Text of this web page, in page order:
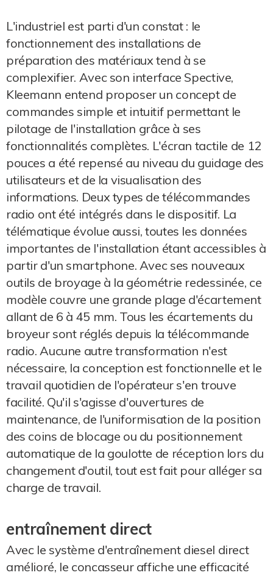
L'industriel est parti d'un constat : le
fonctionnement des installations de
préparation des matériaux tend à se
complexifier. Avec son interface Spective,
Kleemann entend proposer un concept de
commandes simple et intuitif permettant le
pilotage de l'installation grâce à ses
fonctionnalités complètes. L'écran tactile de 12
pouces a été repensé au niveau du guidage des
utilisateurs et de la visualisation des
informations. Deux types de télécommandes
radio ont été intégrés dans le dispositif. La
télématique évolue aussi, toutes les données
importantes de l'installation étant accessibles à
partir d'un smartphone. Avec ses nouveaux
outils de broyage à la géométrie redessinée, ce
modèle couvre une grande plage d'écartement
allant de 6 à 45 mm. Tous les écartements du
broyeur sont réglés depuis la télécommande
radio. Aucune autre transformation n'est
nécessaire, la conception est fonctionnelle et le
travail quotidien de l'opérateur s'en trouve
facilité. Qu'il s'agisse d'ouvertures de
maintenance, de l'uniformisation de la position
des coins de blocage ou du positionnement
automatique de la goulotte de réception lors du
changement d'outil, tout est fait pour alléger sa
charge de travail.
entraînement direct
Avec le système d'entraînement diesel direct
amélioré, le concasseur affiche une efficacité